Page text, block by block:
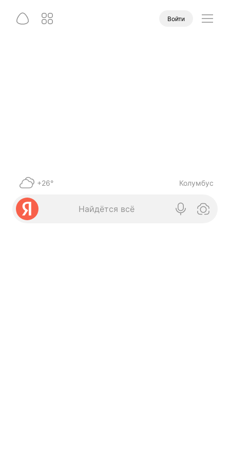
Войти
+26° Колумбус
Найдётся всё